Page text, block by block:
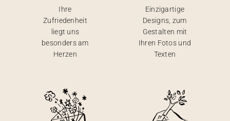
Ihre
Zufriedenheit
liegt uns
besonders am
Herzen
Einzigartige
Designs, zum
Gestalten mit
Ihren Fotos und
Texten